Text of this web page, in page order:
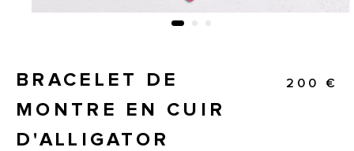
BRACELET DE
MONTRE EN CUIR
D'ALLIGATOR
200 €